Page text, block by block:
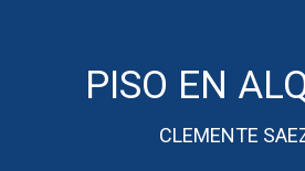
PISO EN
CLEMENTE